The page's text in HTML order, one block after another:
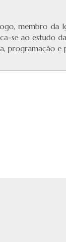
membro da
se ao estudo
programação